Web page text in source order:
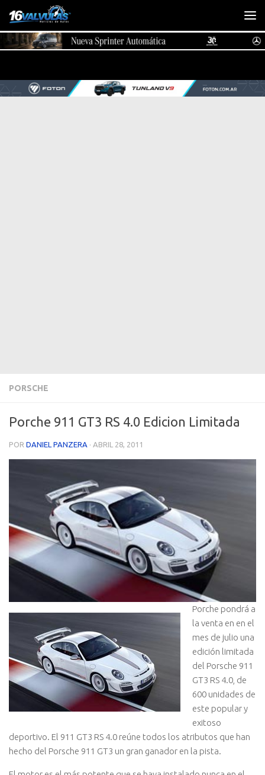
Saltar al contenido
PORSCHE
Porche 911 GT3 RS 4.0 Edicion Limitada
POR DANIEL PANZERA · ABRIL 28, 2011
Porche pondrá a
la venta en en el
mes de julio una
edición limitada
del Porsche 911
GT3 RS 4.0, de
600 unidades de
este popular y
exitoso
deportivo. El 911 GT3 RS 4.0 reúne todos los atributos que han
hecho del Porsche 911 GT3 un gran ganador en la pista.